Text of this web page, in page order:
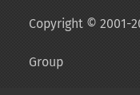
Copyright © 2001-
Group